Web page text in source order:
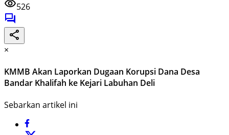
526
×
KMMB Akan Laporkan Dugaan Korupsi Dana Desa
Bandar Khalifah ke Kejari Labuhan Deli
Sebarkan artikel ini